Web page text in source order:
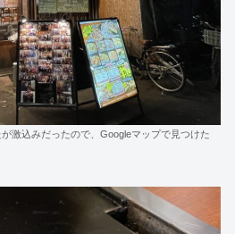
激込みだったので、Googleマップで見つけた